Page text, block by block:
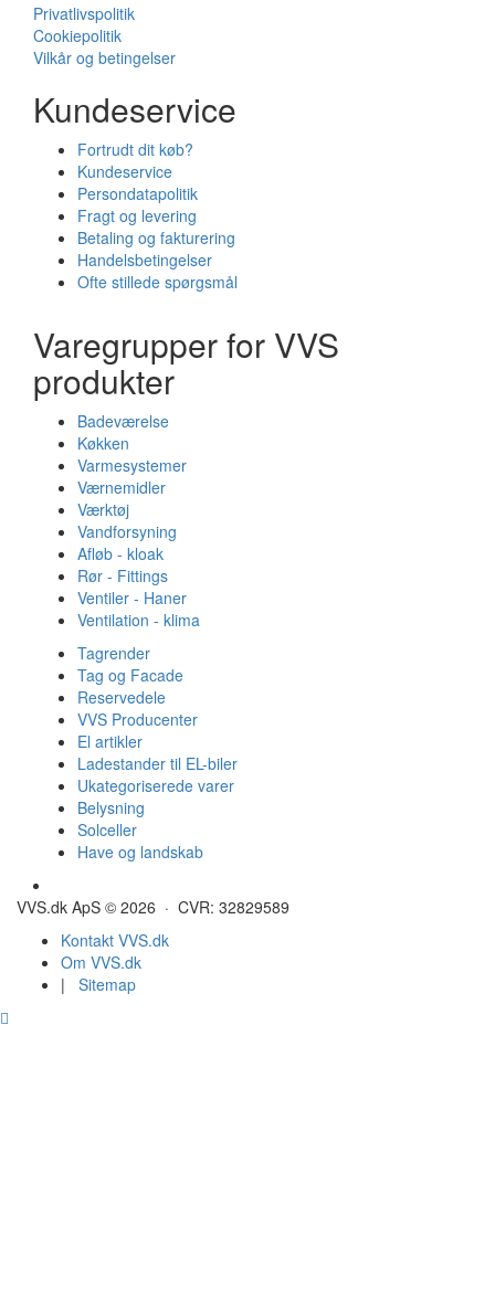
Privatlivspolitik
Cookiepolitik
Vilkår og betingelser
Kundeservice
Fortrudt dit køb?
Kundeservice
Persondatapolitik
Fragt og levering
Betaling og fakturering
Handelsbetingelser
Ofte stillede spørgsmål
Varegrupper for VVS
produkter
Badeværelse
Køkken
Varmesystemer
Værnemidler
Værktøj
Vandforsyning
Afløb - kloak
Rør - Fittings
Ventiler - Haner
Ventilation - klima
Tagrender
Tag og Facade
Reservedele
VVS Producenter
El artikler
Ladestander til EL-biler
Ukategoriserede varer
Belysning
Solceller
Have og landskab
VVS.dk ApS © 2026 · CVR: 32829589
Kontakt VVS.dk
Om VVS.dk
| Sitemap